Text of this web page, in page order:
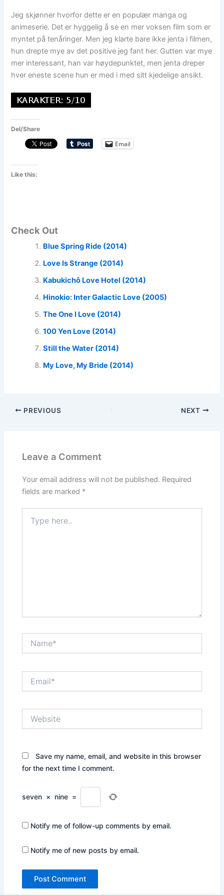
Jeg skjønner hvorfor dette er en populær manga og
animeserie. Det er hyggelig å se en mer voksen film som er
myntet på tenåringer. Men jeg klarte bare ikke jenta i filmen,
hun drepte mye av det positive jeg fant her. Gutten var mye
mer interessant, han var høydepunktet, men jenta dreper
hver eneste scene hun er med i med sitt kjedelige ansikt.
Del/Share
Email
Like this:
Check Out
Blue Spring Ride (2014)
Love Is Strange (2014)
Kabukichô Love Hotel (2014)
Hinokio: Inter Galactic Love (2005)
The One I Love (2014)
100 Yen Love (2014)
Still the Water (2014)
My Love, My Bride (2014)
PREVIOUS NEXT
Leave a Comment
Your email address will not be published. Required
fields are marked *
here..
Save my name, email, and website in this browser
for the next time I comment.
seven × nine =
Notify me of follow-up comments by email.
Notify me of new posts by email.